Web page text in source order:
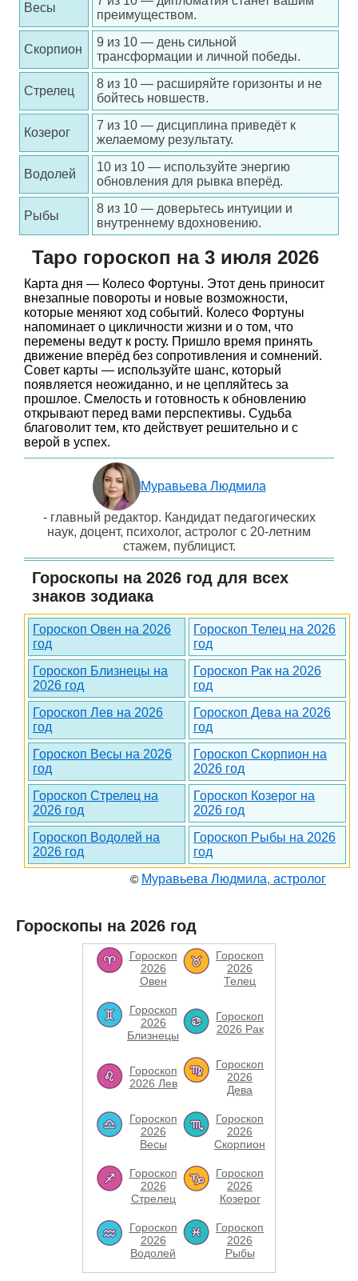
Весы
преимуществом.
Скорпион
9 из 10 — день сильной
трансформации и личной победы.
Стрелец
8 из 10 — расширяйте горизонты и не
бойтесь новшеств.
Козерог
7 из 10 — дисциплина приведёт к
желаемому результату.
Водолей
10 из 10 — используйте энергию
обновления для рывка вперёд.
Рыбы
8 из 10 — доверьтесь интуиции и
внутреннему вдохновению.
Таро гороскоп на 3 июля 2026
Карта дня — Колесо Фортуны. Этот день приносит
внезапные повороты и новые возможности,
которые меняют ход событий. Колесо Фортуны
напоминает о цикличности жизни и о том, что
перемены ведут к росту. Пришло время принять
движение вперёд без сопротивления и сомнений.
Совет карты — используйте шанс, который
появляется неожиданно, и не цепляйтесь за
прошлое. Смелость и готовность к обновлению
открывают перед вами перспективы. Судьба
благоволит тем, кто действует решительно и с
верой в успех.
Муравьева Людмила
- главный редактор. Кандидат педагогических
наук, доцент, психолог, астролог с 20-летним
стажем, публицист.
Гороскопы на 2026 год для всех
знаков зодиака
Гороскоп Овен на 2026
год
Гороскоп Телец на 2026
год
Гороскоп Близнецы на
2026 год
Гороскоп Рак на 2026
год
Гороскоп Лев на 2026
год
Гороскоп Дева на 2026
год
Гороскоп Весы на 2026
год
Гороскоп Скорпион на
2026 год
Гороскоп Стрелец на
2026 год
Гороскоп Козерог на
2026 год
Гороскоп Водолей на
2026 год
Гороскоп Рыбы на 2026
год
© Муравьева Людмила, астролог
Гороскопы на 2026 год
Гороскоп
2026
Овен
Гороскоп
2026
Телец
Гороскоп
2026
Близнецы
Гороскоп
2026 Рак
Гороскоп
2026 Лев
Гороскоп
2026
Дева
Гороскоп
2026
Весы
Гороскоп
2026
Скорпион
Гороскоп
2026
Стрелец
Гороскоп
2026
Козерог
Гороскоп
2026
Водолей
Гороскоп
2026
Рыбы